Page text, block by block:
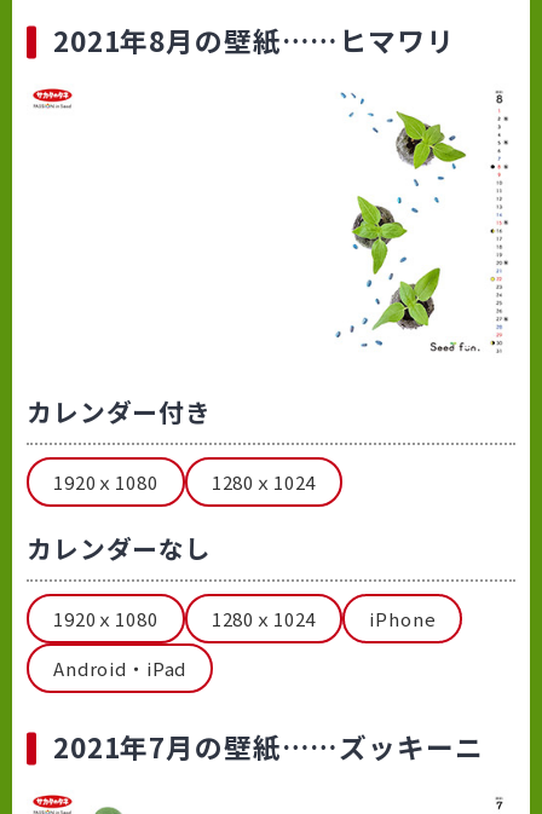
2021年8月の壁紙……ヒマワリ
カレンダー付き
1920ｘ1080 1280ｘ1024
カレンダーなし
1920ｘ1080 1280ｘ1024
iPhone
Android・iPad
2021年7月の壁紙……ズッキーニ